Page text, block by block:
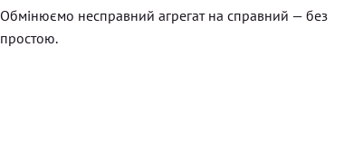
Обмінюємо несправний агрегат на справний — без
простою.